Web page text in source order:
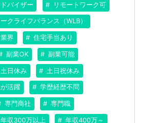
バイザー リモートワーク可
クライフバランス（WLB）
界 住宅手当あり
副業OK 副業可能
土日休み 土日祝休み
活躍 学歴経歴不問
専門商社 専門職
年収300万以上 年収400万～